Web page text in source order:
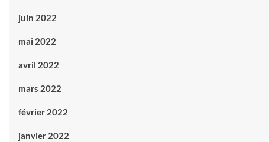
juin 2022
mai 2022
avril 2022
mars 2022
février 2022
janvier 2022